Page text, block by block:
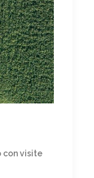
con visite